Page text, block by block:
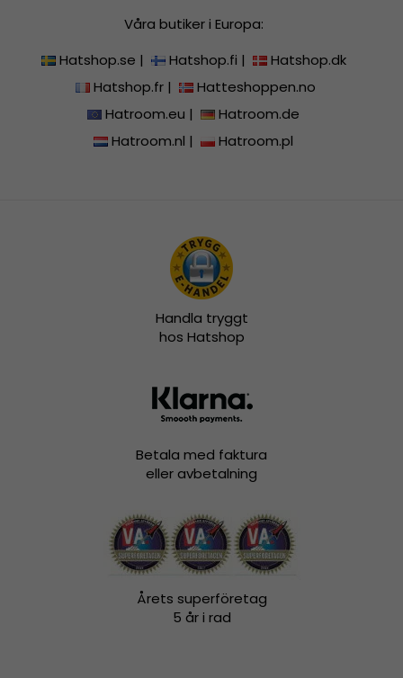
Våra butiker i Europa:
Hatshop.se | Hatshop.fi |
Hatshop.dk
Hatshop.fr|
Hatteshoppen.no
Hatroom.eu |
Hatroom.de
Hatroom.nl | Hatroom.pl
Handla tryggt
hos Hatshop
Betala med faktura
eller avbetalning
Årets superföretag
5 år i rad